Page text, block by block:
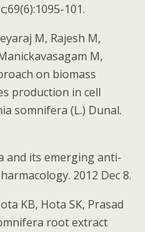
101.
M, Rajesh M,
M,
on biomass
production in cell
somnifera (L.) Dunal.
and its emerging anti-
2012 Dec 8.
KB, Hota SK, Prasad
root extract